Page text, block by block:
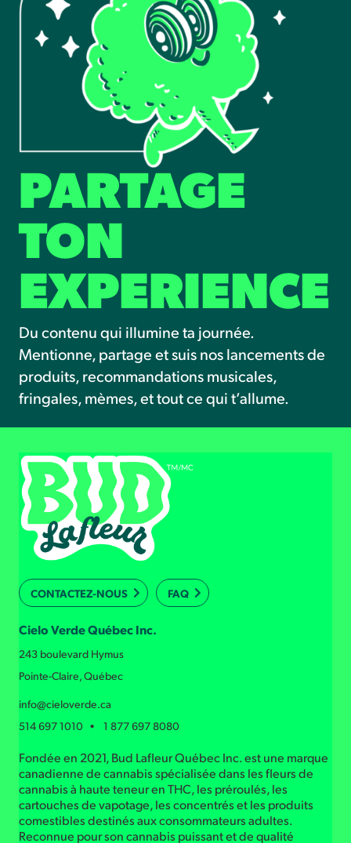
PARTAGE
TON
EXPERIENCE
Du contenu qui illumine ta journée.
Mentionne, partage et suis nos lancements de
produits, recommandations musicales,
fringales, mèmes, et tout ce qui t’allume.
CONTACTEZ-NOUS FAQ
Cielo Verde Québec Inc.
243 boulevard Hymus
Pointe-Claire, Québec
info@cieloverde.ca
514 697 1010 • 1 877 697 8080
Fondée en 2021, Bud Lafleur Québec Inc. est une marque
canadienne de cannabis spécialisée dans les fleurs de
cannabis à haute teneur en THC, les préroulés, les
cartouches de vapotage, les concentrés et les produits
comestibles destinés aux consommateurs adultes.
Reconnue pour son cannabis puissant et de qualité